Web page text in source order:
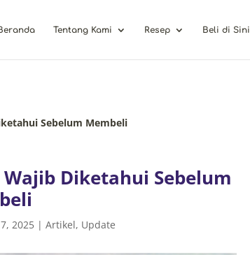
Tentang Kami Resep Beli di Sini
Sebelum Membeli
Diketahui Sebelum
2025| Artikel, Update